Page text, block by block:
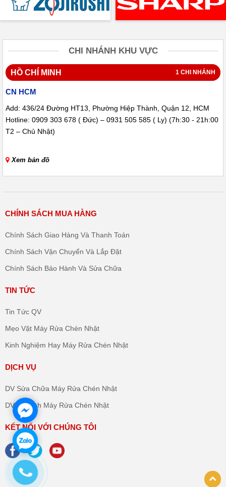
CHI NHÁNH KHU VỰC
HỒ CHÍ MINH 1 CHI NHÁNH
CN HCM
Add: 436/24 Đường HT13, Phường Hiệp Thành, Quận 12, HCM
Hotline: 0909 303 678 ( Đức) – 0931 505 585 ( Ly) (7h:30 - 21h:00
T2 – Chủ Nhật)
Xem bản đồ
CHÍNH SÁCH MUA HÀNG
Chính Sách Giao Hàng Và Thanh Toán
Chính Sách Vận Chuyển Và Lắp Đặt
Chính Sách Bảo Hành Và Sửa Chữa
TIN TỨC
Tin Tức QV
Mẹo Vặt Máy Rửa Chén Nhật
Kinh Nghiệm Hay Máy Rửa Chén Nhật
DỊCH VỤ
DV Sửa Chữa Máy Rửa Chén Nhật
DV Vệ Sinh Máy Rửa Chén Nhật
KẾT NỐI VỚI CHÚNG TÔI